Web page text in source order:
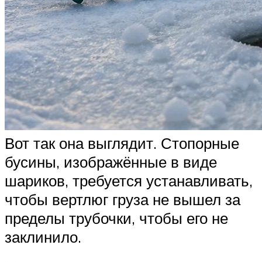
Вот так она выглядит. Стопорные
бусины, изображённые в виде
шариков, требуется устанавливать,
чтобы вертлюг груза не вышел за
пределы трубочки, чтобы его не
заклинило.